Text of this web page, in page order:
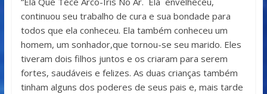
continuou seu trabalho de cura e sua bondade para
todos que ela conheceu. Ela também conheceu um
homem, um sonhador,que tornou-se seu marido. Eles
tiveram dois filhos juntos e os criaram para serem
fortes, saudáveis ​​e felizes. As duas crianças também
tinham alguns dos poderes de seus pais e, mais tarde